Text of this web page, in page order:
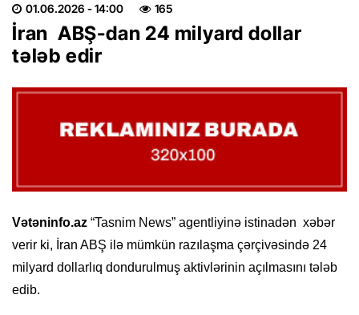
01.06.2026 - 14:00 165
İran ABŞ-dan 24 milyard dollar
tələb edir
Vətəninfo.az “Tasnim News” agentliyinə istinadən xəbər
verir ki, İran ABŞ ilə mümkün razılaşma çərçivəsində 24
milyard dollarlıq dondurulmuş aktivlərinin açılmasını tələb
edib.